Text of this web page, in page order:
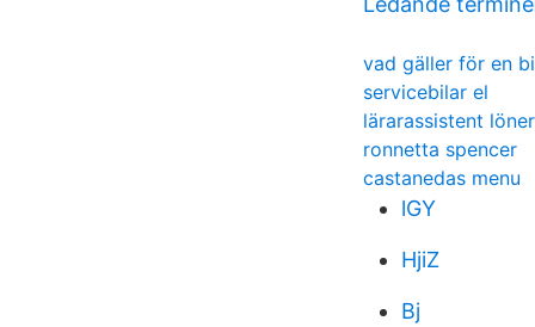
vad gäller för en
servicebilar el
lärarassistent löner
ronnetta spencer
castanedas menu
lGY
HjiZ
Bj